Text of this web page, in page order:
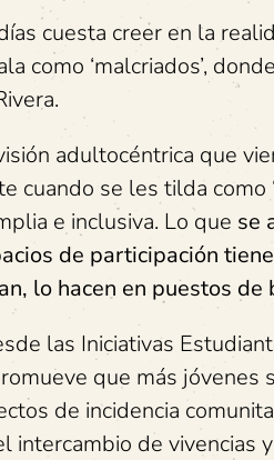
cuesta creer en la
como ‘malcriados’,
adultocéntrica que
cuando se les tilda como
e inclusiva. Lo que se
de participación
lo hacen en puestos
las Iniciativas
que más jóvenes
de incidencia
intercambio de vivencias